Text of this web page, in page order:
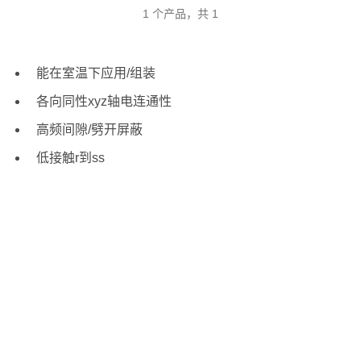
1 个产品，共 1
能在室温下应用/组装
各向同性xyz轴电连通性
高频间隙/劈开屏蔽
低接触r到ss